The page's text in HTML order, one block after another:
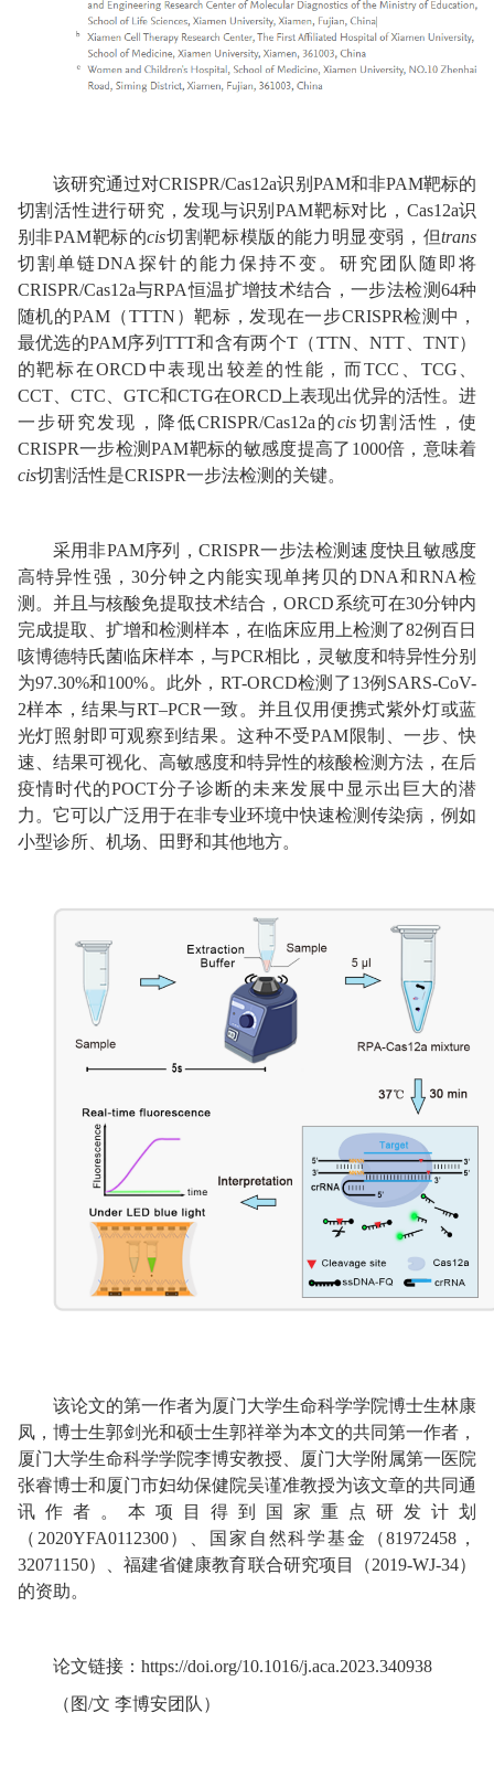
该研究通过对CRISPR/Cas12a识别PAM和非PAM靶标的
切割活性进行研究，发现与识别PAM靶标对比，Cas12a识
别非PAM靶标的cis切割靶标模版的能力明显变弱，但trans
切割单链DNA探针的能力保持不变。研究团队随即将
CRISPR/Cas12a与RPA恒温扩增技术结合，一步法检测64种
随机的PAM（TTTN）靶标，发现在一步CRISPR检测中，
最优选的PAM序列TTT和含有两个T（TTN、NTT、TNT）
的靶标在ORCD中表现出较差的性能，而TCC、TCG、
CCT、CTC、GTC和CTG在ORCD上表现出优异的活性。进
一步研究发现，降低CRISPR/Cas12a的cis切割活性，使
CRISPR一步检测PAM靶标的敏感度提高了1000倍，意味着
cis切割活性是CRISPR一步法检测的关键。
采用非PAM序列，CRISPR一步法检测速度快且敏感度
高特异性强，30分钟之内能实现单拷贝的DNA和RNA检
测。并且与核酸免提取技术结合，ORCD系统可在30分钟内
完成提取、扩增和检测样本，在临床应用上检测了82例百日
咳博德特氏菌临床样本，与PCR相比，灵敏度和特异性分别
为97.30%和100%。此外，RT-ORCD检测了13例SARS-CoV-
2样本，结果与RT–PCR一致。并且仅用便携式紫外灯或蓝
光灯照射即可观察到结果。这种不受PAM限制、一步、快
速、结果可视化、高敏感度和特异性的核酸检测方法，在后
疫情时代的POCT分子诊断的未来发展中显示出巨大的潜
力。它可以广泛用于在非专业环境中快速检测传染病，例如
小型诊所、机场、田野和其他地方。
该论文的第一作者为厦门大学生命科学学院博士生林康
凤，博士生郭剑光和硕士生郭祥举为本文的共同第一作者，
厦门大学生命科学学院李博安教授、厦门大学附属第一医院
张睿博士和厦门市妇幼保健院吴谨准教授为该文章的共同通
讯作者。本项目得到国家重点研发计划
（2020YFA0112300）、国家自然科学基金（81972458，
32071150）、福建省健康教育联合研究项目（2019-WJ-34）
的资助。
论文链接： https://doi.org/10.1016/j.aca.2023.340938
（图/文 李博安团队）